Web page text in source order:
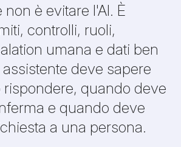
è evitare l'AI. È
controlli, ruoli,
umana e dati ben
deve sapere
quando deve
e quando deve
a una persona.